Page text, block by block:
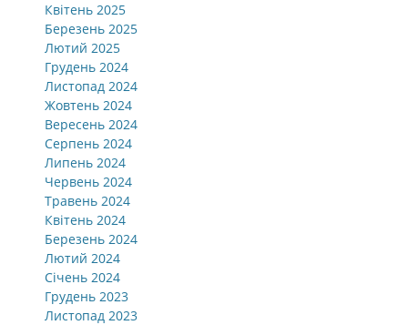
Квітень 2025
Березень 2025
Лютий 2025
Грудень 2024
Листопад 2024
Жовтень 2024
Вересень 2024
Серпень 2024
Липень 2024
Червень 2024
Травень 2024
Квітень 2024
Березень 2024
Лютий 2024
Січень 2024
Грудень 2023
Листопад 2023